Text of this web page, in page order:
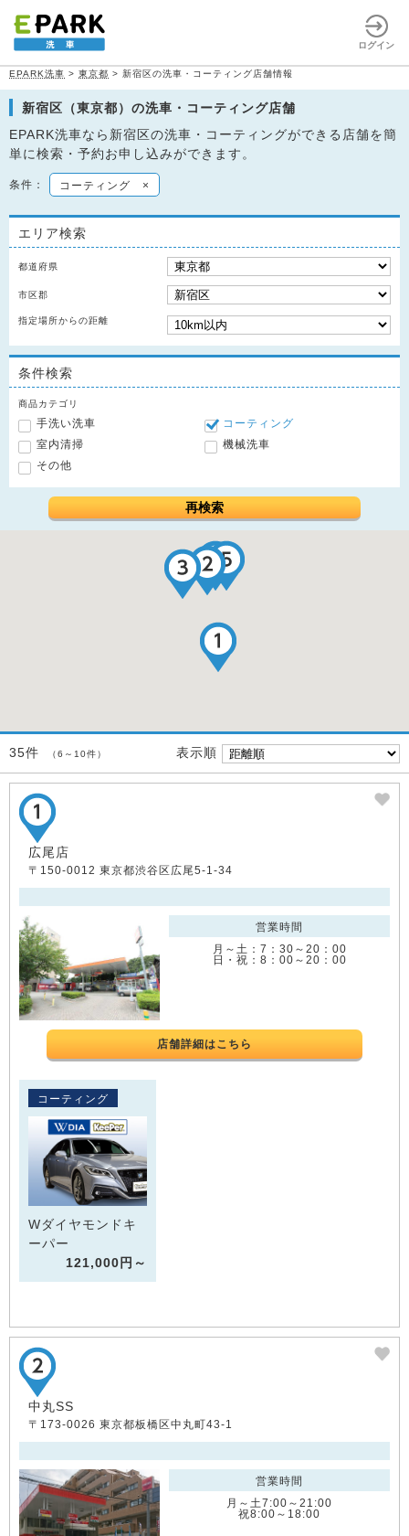
ログイン
EPARK洗車 > 東京都 > 新宿区の洗車・コーティング店舗情報
新宿区（東京都）の洗車・コーティング店舗
EPARK洗車なら新宿区の洗車・コーティングができる店舗を簡
単に検索・予約お申し込みができます。
条件： コーティング ×
エリア検索
都道府県
市区郡
指定場所からの距離
条件検索
商品カテゴリ
手洗い洗車
コーティング
室内清掃
機械洗車
その他
再検索
35件 （6～10件） 表示順
広尾店
〒150-0012 東京都渋谷区広尾5-1-34
営業時間
月～土：7：30～20：00
日・祝：8：00～20：00
店舗詳細はこちら
コーティング
Wダイヤモンドキ
ーパー
121,000円～
中丸SS
〒173-0026 東京都板橋区中丸町43-1
営業時間
月～土7:00～21:00
祝8:00～18:00